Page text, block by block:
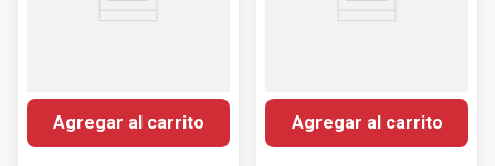
Agregar al carrito Agregar al carrito